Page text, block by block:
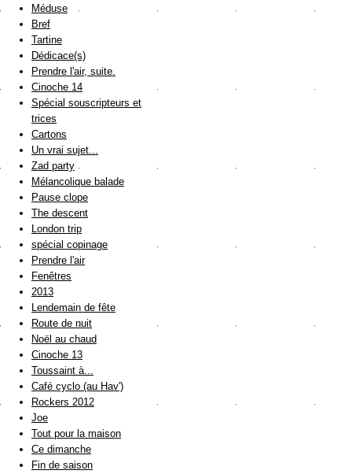
Méduse
Bref
Tartine
Dédicace(s)
Prendre l'air, suite.
Cinoche 14
Spécial souscripteurs et
trices
Cartons
Un vrai sujet...
Zad party
Mélancolique balade
Pause clope
The descent
London trip
spécial copinage
Prendre l'air
Fenêtres
2013
Lendemain de fête
Route de nuit
Noël au chaud
Cinoche 13
Toussaint à...
Café cyclo (au Hav')
Rockers 2012
Joe
Tout pour la maison
Ce dimanche
Fin de saison